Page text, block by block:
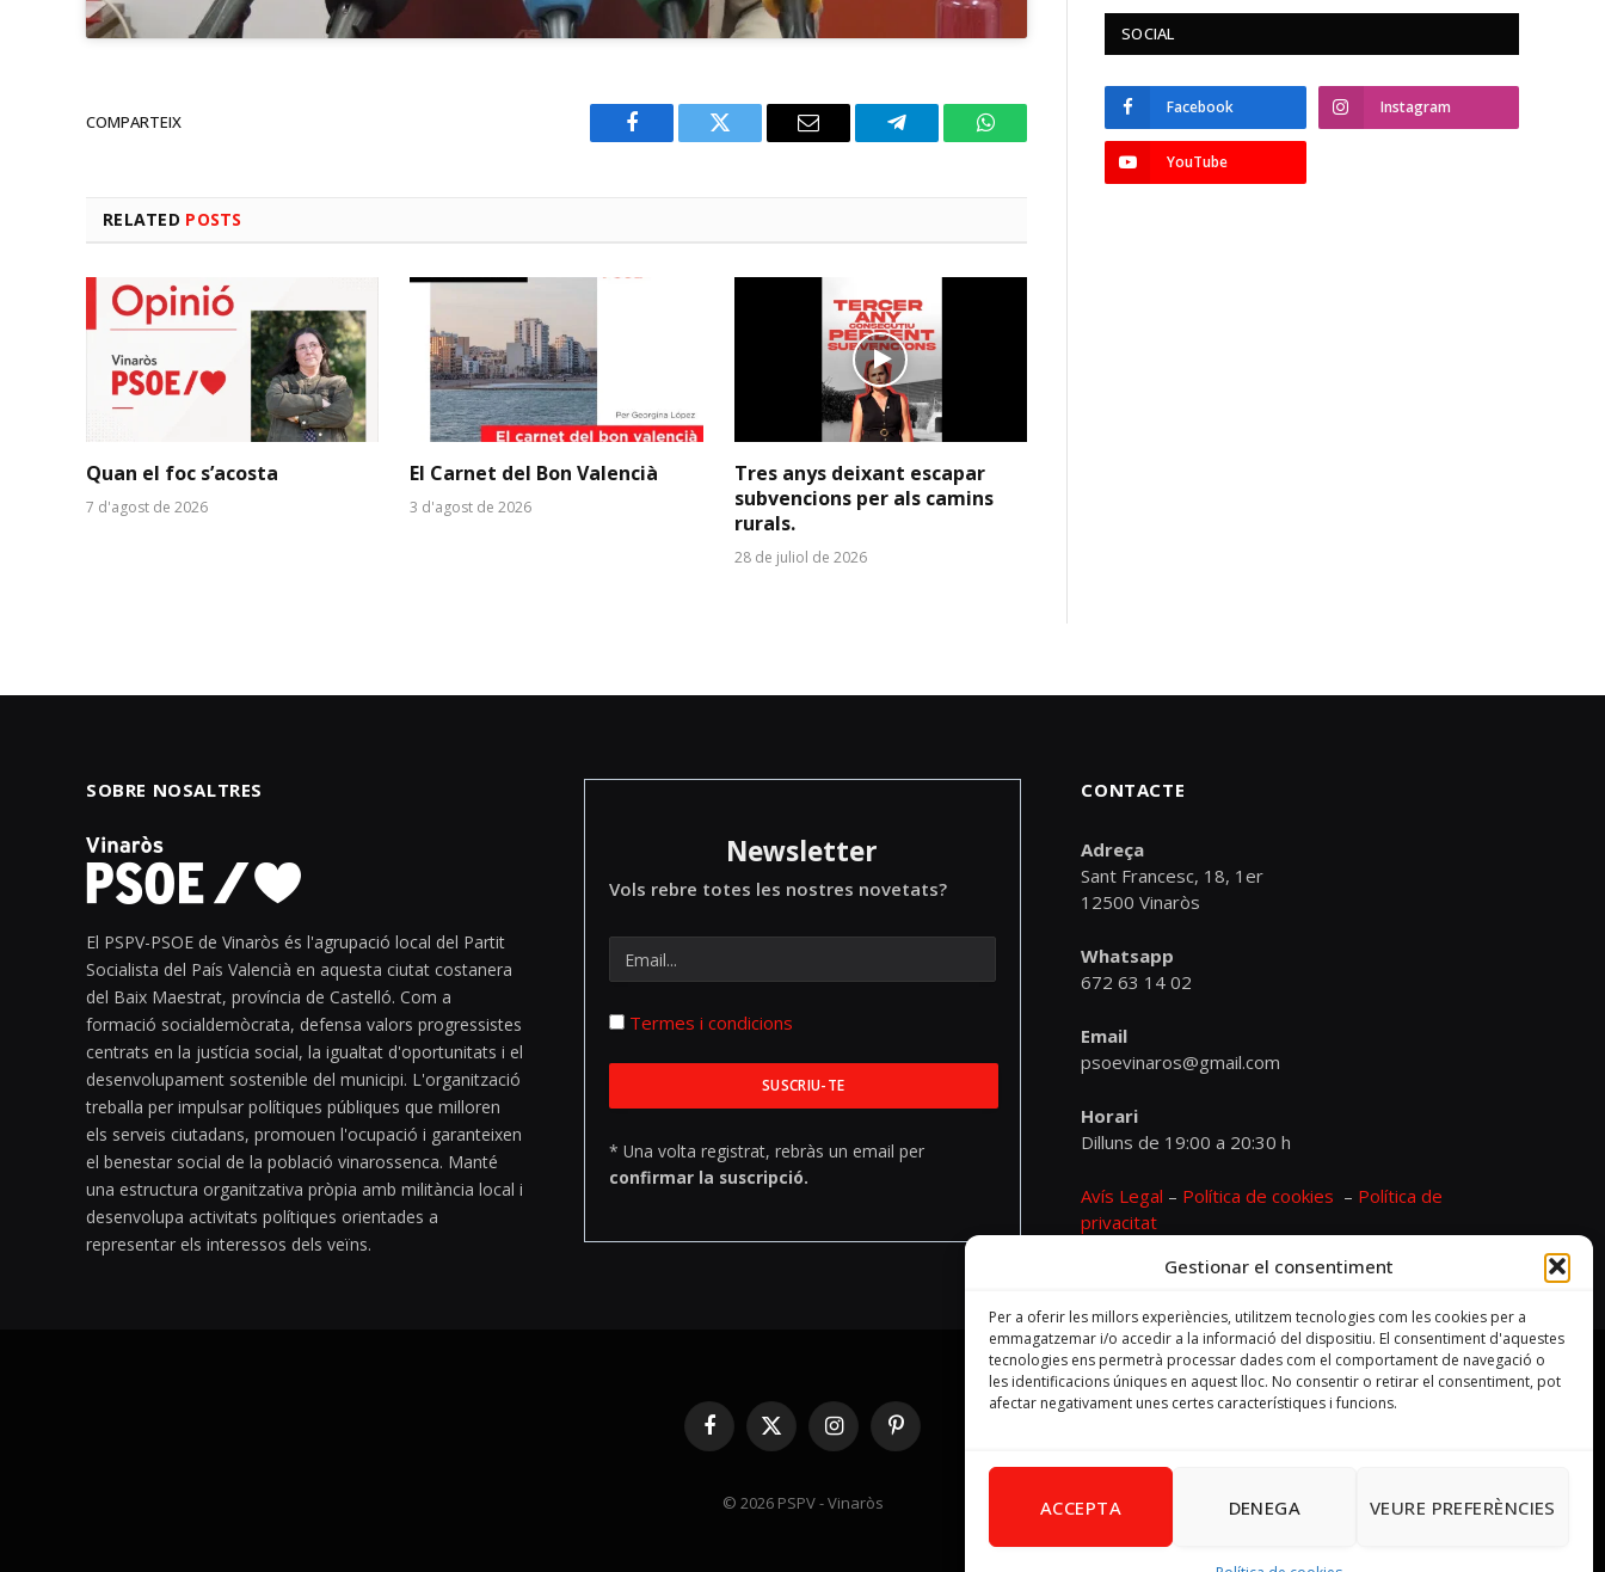
Gestionar el consentiment
Per a oferir les millors experiències, utilitzem tecnologies com les cookies per a
emmagatzemar i/o accedir a la informació del dispositiu. El consentiment d'aquestes
tecnologies ens permetrà processar dades com el comportament de navegació o
les identificacions úniques en aquest lloc. No consentir o retirar el consentiment, pot
afectar negativament unes certes característiques i funcions.
ACCEPTA DENEGA VEURE PREFERÈNCIES
COMPARTEIX
Facebook Twitter Email Telegram WhatsApp
RELATED POSTS
Quan el foc s’acosta
7 d'agost de 2026
El Carnet del Bon Valencià
3 d'agost de 2026
Tres anys deixant escapar
subvencions per als camins
rurals.
28 de juliol de 2026
SOCIAL
Facebook Instagram
YouTube
SOBRE NOSALTRES
El PSPV-PSOE de Vinaròs és l'agrupació local del Partit
Socialista del País Valencià en aquesta ciutat costanera
del Baix Maestrat, província de Castelló. Com a
formació socialdemòcrata, defensa valors progressistes
centrats en la justícia social, la igualtat d'oportunitats i el
desenvolupament sostenible del municipi. L'organització
treballa per impulsar polítiques públiques que milloren
els serveis ciutadans, promouen l'ocupació i garanteixen
el benestar social de la població vinarossenca. Manté
una estructura organitzativa pròpia amb militància local i
desenvolupa activitats polítiques orientades a
representar els interessos dels veïns.
Newsletter
Vols rebre totes les nostres novetats?
Termes i condicions
* Una volta registrat, rebràs un email per
confirmar la suscripció.
CONTACTE
Adreça
Sant Francesc, 18, 1er
12500 Vinaròs
Whatsapp
672 63 14 02
Email
psoevinaros@gmail.com
Horari
Dilluns de 19:00 a 20:30 h
Avís Legal – Política de cookies – Política de
privacitat
Facebook
X
(Twitter)
InstagramPinterest
© 2026 PSPV - Vinaròs